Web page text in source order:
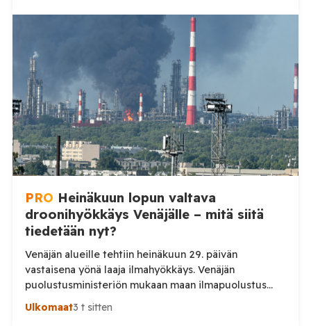
yhteensä 203 ukrainalaista kiinteäsiipistä
miehittämätöntä ilma-alusta torstai-illan 6. elokuuta
ja perjantaiaamun 7. elokuuta välisenä aikana.
Ministeriön ilmoitus koskee aikaväliä kello 20–08
Moskovan aikaa. Ministeriön mukaan drooneja
torjuttiin […]
PRO Heinäkuun lopun valtava
droonihyökkäys Venäjälle – mitä siitä
tiedetään nyt?
Venäjän alueille tehtiin heinäkuun 29. päivän
vastaisena yönä laaja ilmahyökkäys. Venäjän
puolustusministeriön mukaan maan ilmapuolustus
torjui yön aikana 295 ukrainalaista lennokkia. Iskuissa
Ulkomaat3 t sitten